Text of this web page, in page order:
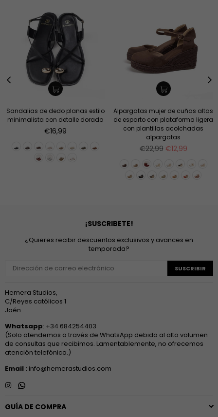
Sandalias de dedo planas estilo
minimalista con detalle dorado
Precio
€16,99
Alpargatas mujer de cuñas altas
de esparto con plataforma ligera
con plantillas acolchadas
alpargatas
Precio
€22,99 €12,99
¡SUSCRIBETE!
¿Quieres recibir descuentos exclusivos y avances en
temporada?
SUSCRIBIR
Hemera Studios,
C/Reyes católicos 1
Jaén
Whatsapp: +34 684254403
(Solo atendemos a través de WhatsApp debido al alto volumen
de consultas que recibimos. Lamentablemente, no ofrecemos
atención telefónica.)
Email : info@hemerastudios.com
InstagramWhatsapp
GUÍA DE COMPRA